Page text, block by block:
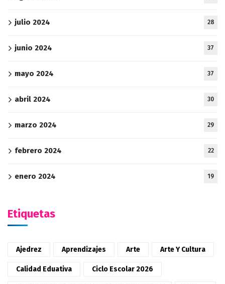
julio 2024 28
junio 2024 37
mayo 2024 37
abril 2024 30
marzo 2024 29
febrero 2024 22
enero 2024 19
Etiquetas
Ajedrez Aprendizajes Arte Arte Y Cultura
Calidad Eduativa Ciclo Escolar 2026